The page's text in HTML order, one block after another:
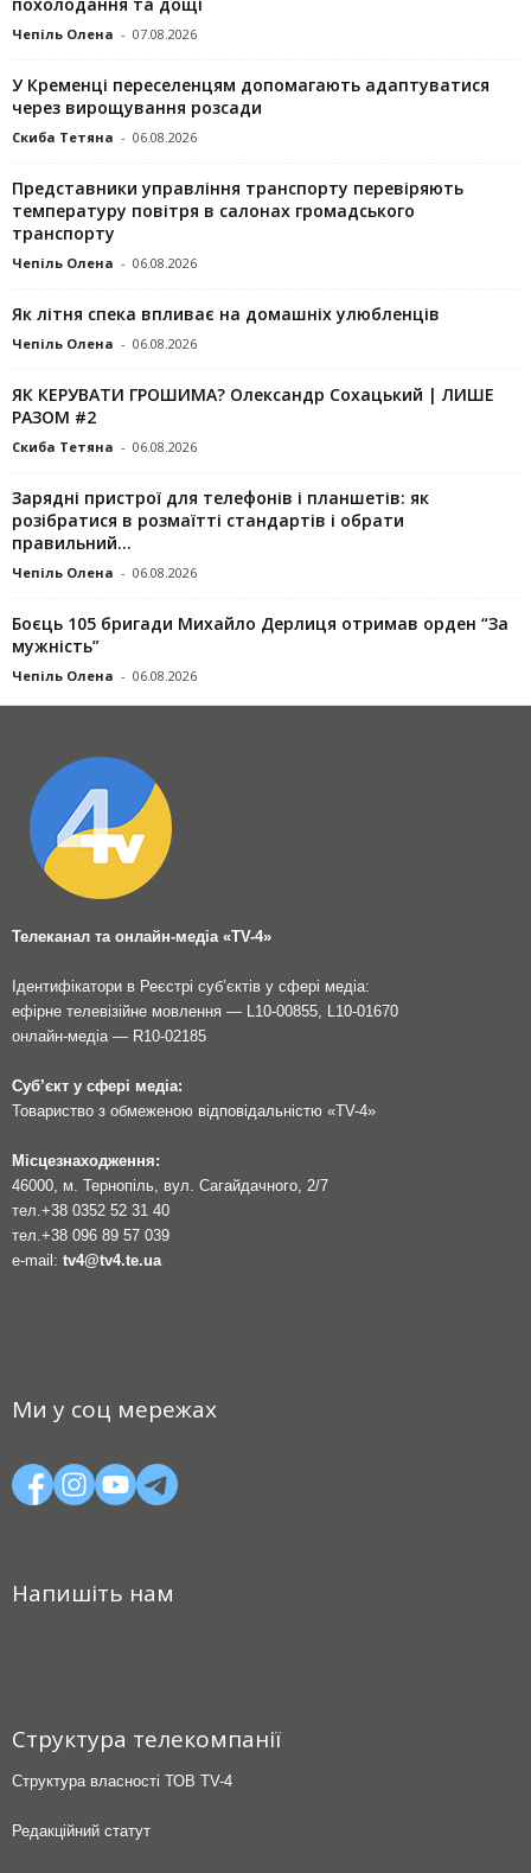
Чепіль Олена - 07.08.2026
У Кременці переселенцям допомагають адаптуватися
через вирощування розсади
Скиба Тетяна - 06.08.2026
Представники управління транспорту перевіряють
температуру повітря в салонах громадського
транспорту
Чепіль Олена - 06.08.2026
Як літня спека впливає на домашніх улюбленців
Чепіль Олена - 06.08.2026
ЯК КЕРУВАТИ ГРОШИМА? Олександр Сохацький | ЛИШЕ
РАЗОМ #2
Скиба Тетяна - 06.08.2026
Зарядні пристрої для телефонів і планшетів: як
розібратися в розмаїтті стандартів і обрати
правильний...
Чепіль Олена - 06.08.2026
Боєць 105 бригади Михайло Дерлиця отримав орден “За
мужність”
Чепіль Олена - 06.08.2026
Телеканал та онлайн-медіа «TV-4»
Ідентифікатори в Реєстрі суб’єктів у сфері медіа:
ефірне телевізійне мовлення — L10-00855, L10-01670
онлайн-медіа — R10-02185
Суб’єкт у сфері медіа:
Товариство з обмеженою відповідальністю «TV-4»
Місцезнаходження:
46000, м. Тернопіль, вул. Сагайдачного, 2/7
тел.+38 0352 52 31 40
тел.+38 096 89 57 039
e-mail: tv4@tv4.te.ua
Ми у соц мережах
Напишіть нам
Структура телекомпанії
Структура власності ТОВ TV-4
Редакційний статут